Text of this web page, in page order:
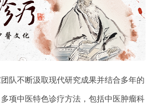
队不断汲取现代研究成果并结合多年的
项中医特色诊疗方法，包括中医肿瘤科